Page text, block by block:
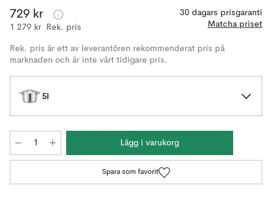
729 kr
1 279 kr Rek. pris
30 dagars prisgaranti
Matcha priset
Rek. pris är ett av leverantören rekommenderat pris på
marknaden och är inte vårt tidigare pris.
5l
Lägg i varukorg
Spara som favorit